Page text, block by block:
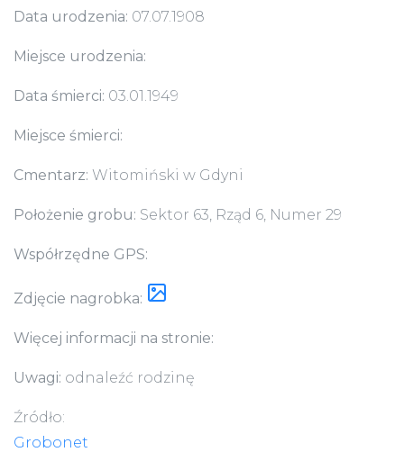
Data urodzenia: 07.07.1908
Miejsce urodzenia:
Data śmierci: 03.01.1949
Miejsce śmierci:
Cmentarz: Witomiński w Gdyni
Położenie grobu: Sektor 63, Rząd 6, Numer 29
Współrzędne GPS:
Zdjęcie nagrobka:
Więcej informacji na stronie:
Uwagi: odnaleźć rodzinę
Źródło:
Grobonet